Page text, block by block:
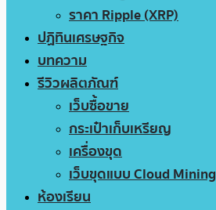
ราคา Ripple (XRP)
ปฏิทินเศรษฐกิจ
บทความ
รีวิวผลิตภัณฑ์
เว็บซื้อขาย
กระเป๋าเก็บเหรียญ
เครื่องขุด
เว็บขุดแบบ Cloud Mining
ห้องเรียน